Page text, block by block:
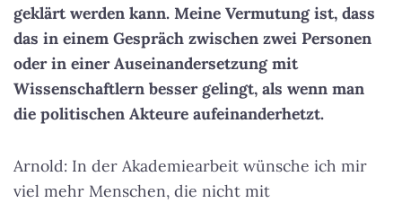
geklärt werden kann. Meine Vermutung ist, dass
das in einem Gespräch zwischen zwei Personen
oder in einer Auseinandersetzung mit
Wissenschaftlern besser gelingt, als wenn man
die politischen Akteure aufeinanderhetzt.
Arnold: In der Akademiearbeit wünsche ich mir
viel mehr Menschen, die nicht mit